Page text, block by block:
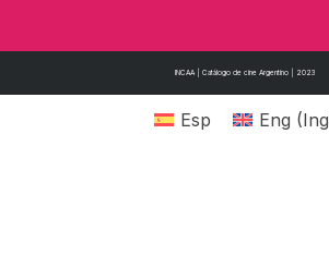
INCAA | Catálogo de cine Argentino | 2023
Esp Eng (Ing